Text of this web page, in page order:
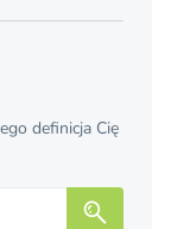
definicja Cię